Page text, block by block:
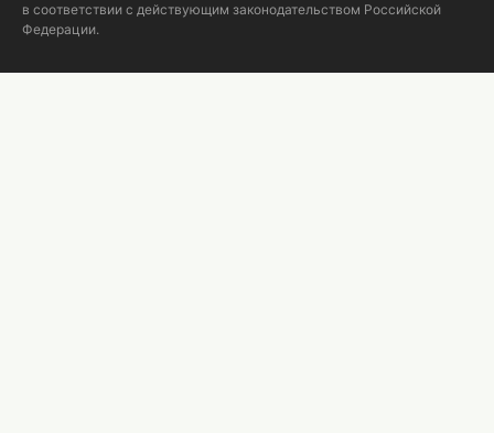
в соответствии с действующим законодательством Российской
Федерации.